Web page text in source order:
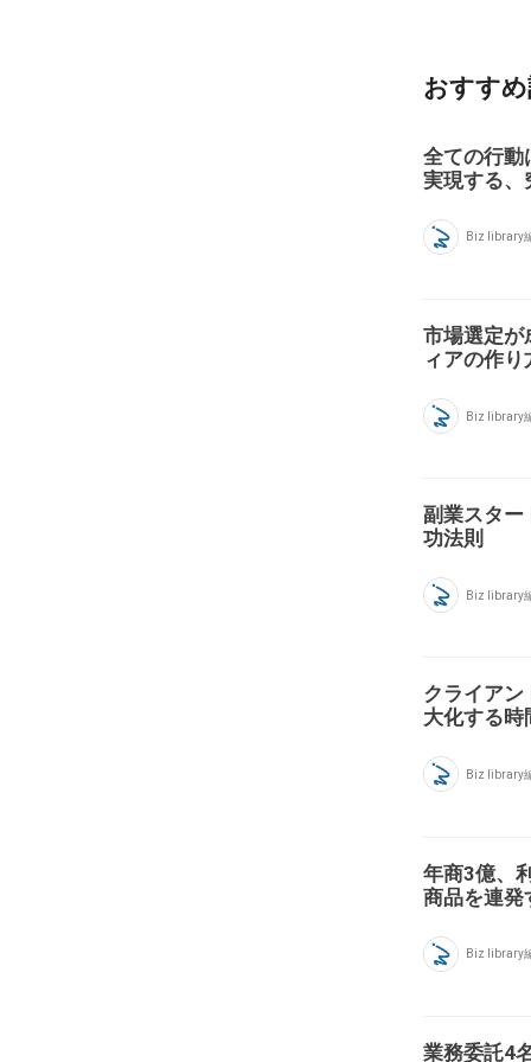
おすす
全ての行動
実現する、
Biz library
市場選定が
ィアの作
Biz library
副業スター
功法則
Biz library
クライアン
大化する時
Biz library
年商3億、
商品を連発
Biz library
業務委託4